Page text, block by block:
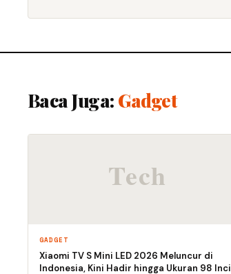
Baca Juga: Gadget
GADGET
Xiaomi TV S Mini LED 2026 Meluncur di
Indonesia, Kini Hadir hingga Ukuran 98 Inci